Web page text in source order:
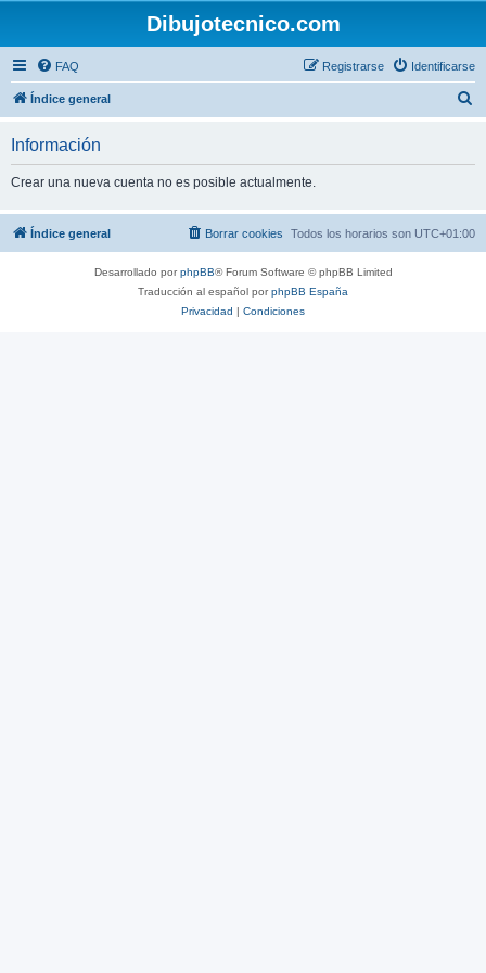
Dibujotecnico.com
FAQ Identificarse
Registrarse
Índice general
r
Información
Crear una nueva cuenta no es posible actualmente.
Índice general Todos los horarios son UTC+01:00
Borrar cookies
Desarrollado porphpBB® Forum Software © phpBB Limited
Traducción al español porphpBB España
Privacidad | Condiciones